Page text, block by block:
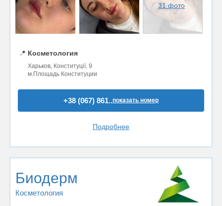
31 фото
📍 Косметология
Харьков, Конституції, 9
м.Площадь Конституции
+38 (067) 861..показать номер
Подробнее
Биодерм
Косметология